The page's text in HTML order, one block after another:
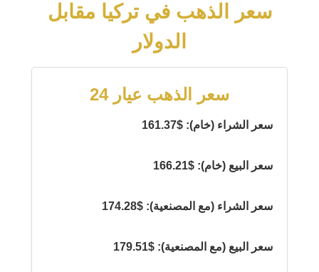
سعر الذهب في تركيا مقابل
الدولار
سعر الذهب عيار 24
سعر الشراء (خام): $161.37
سعر البيع (خام): $166.21
سعر الشراء (مع المصنعية): $174.28
سعر البيع (مع المصنعية): $179.51